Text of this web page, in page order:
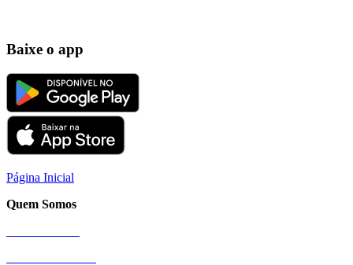
Baixe o app
Página Inicial
Quem Somos